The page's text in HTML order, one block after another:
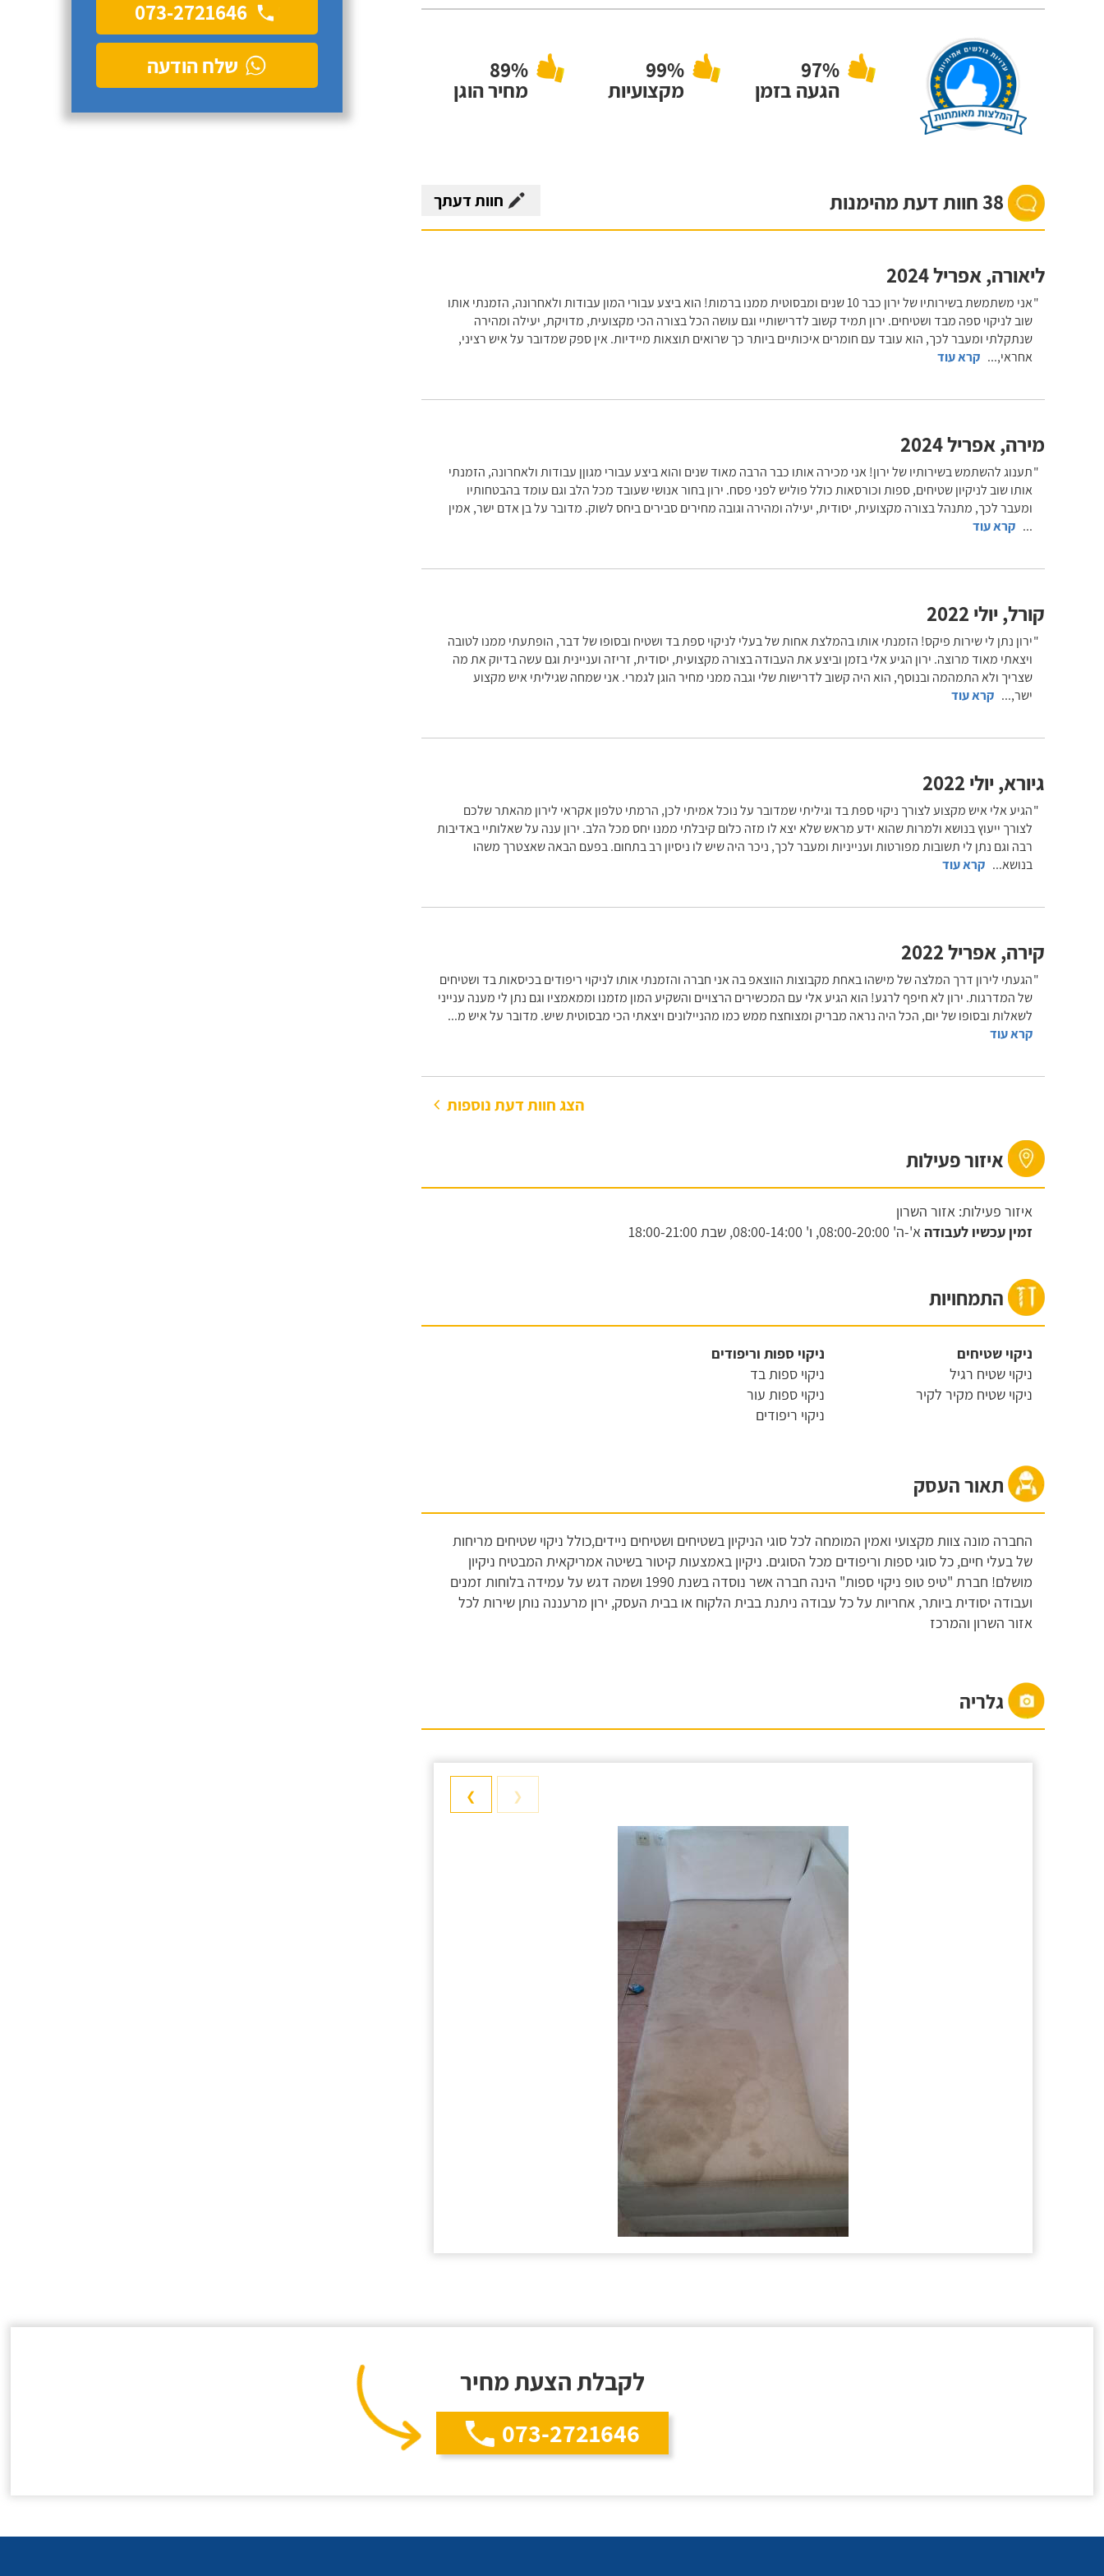
97%
הגעה בזמן
99%
מקצועיות
89%
מחיר הוגן
38 חוות דעת מהימנות חוות דעתך
ליאורה,אפריל 2024
אני משתמשת בשירותיו של ירון כבר 10 שנים ומבסוטית ממנו ברמות! הוא ביצע עבורי המון עבודות ולאחרונה, הזמנתי אותו
שוב לניקוי ספה מבד ושטיחים. ירון תמיד קשוב לדרישותיי וגם עושה הכל בצורה הכי מקצועית, מדויקת, יעילה ומהירה
שנתקלתי ומעבר לכך, הוא עובד עם חומרים איכותיים ביותר כך שרואים תוצאות מיידיות. אין ספק שמדובר על איש רציני,
אחראי,... קרא עוד
מירה,אפריל 2024
תענוג להשתמש בשירותיו של ירון! אני מכירה אותו כבר הרבה מאוד שנים והוא ביצע עבורי מגוןן עבודות ולאחרונה, הזמנתי
אותו שוב לניקיון שטיחים, ספות וכורסאות כולל פוליש לפני פסח. ירון בחור אנושי שעובד מכל הלב וגם עומד בהבטחותיו
ומעבר לכך, מתנהל בצורה מקצועית, יסודית, יעילה ומהירה וגובה מחירים סבירים ביחס לשוק. מדובר על בן אדם ישר, אמין
... קרא עוד
קורל,יולי 2022
ירון נתן לי שירות פיקס! הזמנתי אותו בהמלצת אחות של בעלי לניקוי ספת בד ושטיח ובסופו של דבר, הופתעתי ממנו לטובה
ויצאתי מאוד מרוצה. ירון הגיע אלי בזמן וביצע את העבודה בצורה מקצועית, יסודית, זריזה ועניינית וגם עשה בדיוק את מה
שצריך ולא התמהמה ובנוסף, הוא היה קשוב לדרישות שלי וגבה ממני מחיר הוגן לגמרי. אני שמחה שגיליתי איש מקצוע
ישר,... קרא עוד
גיורא,יולי 2022
הגיע אלי איש מקצוע לצורך ניקוי ספת בד וגיליתי שמדובר על נוכל אמיתי לכן, הרמתי טלפון אקראי לירון מהאתר שלכם
לצורך ייעוץ בנושא ולמרות שהוא ידע מראש שלא יצא לו מזה כלום קיבלתי ממנו יחס מכל הלב. ירון ענה על שאלותיי באדיבות
רבה וגם נתן לי תשובות מפורטות וענייניות ומעבר לכך, ניכר היה שיש לו ניסיון רב בתחום. בפעם הבאה שאצטרך משהו
בנושא... קרא עוד
קירה,אפריל 2022
הגעתי לירון דרך המלצה של מישהו באחת מקבוצות הווצאפ בה אני חברה והזמנתי אותו לניקוי ריפודים בכיסאות בד ושטיחים
של המדרגות. ירון לא חיפף לרגע! הוא הגיע אלי עם המכשירים הרצויים והשקיע המון מזמנו וממאמציו וגם נתן לי מענה ענייני
לשאלות ובסופו של יום, הכל היה נראה מבריק ומצוחצח ממש כמו מהניילונים ויצאתי הכי מבסוטית שיש. מדובר על איש מ...
קרא עוד
הצג חוות דעת נוספות
איזור פעילות
איזור פעילות: אזור השרון
זמין עכשיו לעבודהא'-ה' 08:00-20:00, ו' 08:00-14:00, שבת 18:00-21:00
התמחויות
ניקוי שטיחים
ניקוי שטיח רגיל
ניקוי שטיח מקיר לקיר
ניקוי ספות וריפודים
ניקוי ספות בד
ניקוי ספות עור
ניקוי ריפודים
תאור העסק
החברה מונה צוות מקצועי ואמין המומחה לכל סוגי הניקיון בשטיחים ושטיחים ניידים,כולל ניקוי שטיחים מריחות
של בעלי חיים, כל סוגי ספות וריפודים מכל הסוגים. ניקיון באמצעות קיטור בשיטה אמריקאית המבטיח ניקיון
מושלם! חברת "טיפ טופ ניקוי ספות" הינה חברה אשר נוסדה בשנת 1990 ושמה דגש על עמידה בלוחות זמנים
ועבודה יסודית ביותר, אחריות על כל עבודה ניתנת בבית הלקוח או בבית העסק, ירון מרעננה נותן שירות לכל
אזור השרון והמרכז
גלריה
❮
❯
073-2721646
שלח הודעה
לקבלת הצעת מחיר
073-2721646